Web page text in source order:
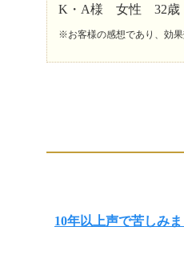
K・A様 女性 32歳
※お客様の感想であり、効果
10年以上声で苦しみ